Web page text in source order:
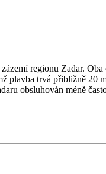
regionu Zadar.
plavba trvá přibližně 20
obsluhován méně